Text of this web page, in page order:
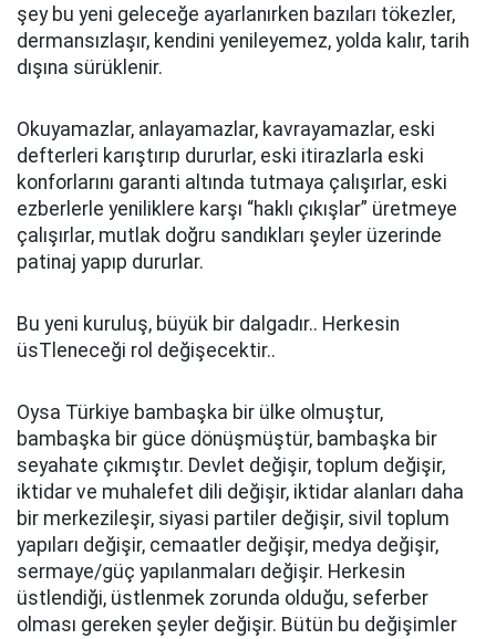
şey bu yeni geleceğe ayarlanırken bazıları tökezler,
dermansızlaşır, kendini yenileyemez, yolda kalır, tarih
dışına sürüklenir.
Okuyamazlar, anlayamazlar, kavrayamazlar, eski
defterleri karıştırıp dururlar, eski itirazlarla eski
konforlarını garanti altında tutmaya çalışırlar, eski
ezberlerle yeniliklere karşı “haklı çıkışlar” üretmeye
çalışırlar, mutlak doğru sandıkları şeyler üzerinde
patinaj yapıp dururlar.
Bu yeni kuruluş, büyük bir dalgadır.. Herkesin
üsTleneceği rol değişecektir..
Oysa Türkiye bambaşka bir ülke olmuştur,
bambaşka bir güce dönüşmüştür, bambaşka bir
seyahate çıkmıştır. Devlet değişir, toplum değişir,
iktidar ve muhalefet dili değişir, iktidar alanları daha
bir merkezileşir, siyasi partiler değişir, sivil toplum
yapıları değişir, cemaatler değişir, medya değişir,
sermaye/güç yapılanmaları değişir. Herkesin
üstlendiği, üstlenmek zorunda olduğu, seferber
olması gereken şeyler değişir. Bütün bu değişimler